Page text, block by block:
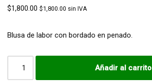
$1,800.00 $1,800.00 sin IVA
Blusa de labor con bordado en penado.
Añadir al carrito